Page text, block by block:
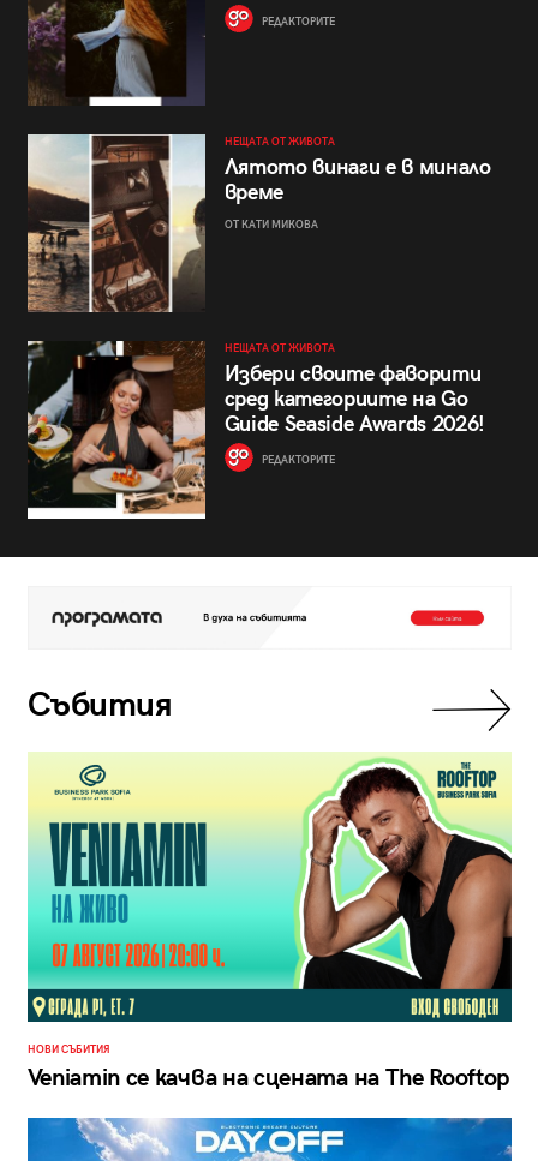
РЕДАКТОРИТЕ
НЕЩАТА ОТ ЖИВОТА
Лятото винаги е в минало
време
ОТ КАТИ МИКОВА
НЕЩАТА ОТ ЖИВОТА
Избери своите фаворити
сред категориите на Go
Guide Seaside Awards 2026!
РЕДАКТОРИТЕ
Събития
НОВИ СЪБИТИЯ
Veniamin се качва на сцената на The Rooftop